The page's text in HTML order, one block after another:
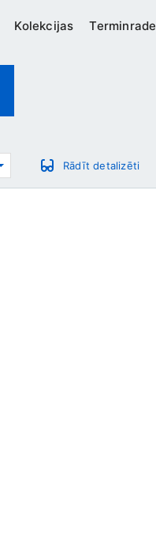
Kolekcijas Terminrade
Rādīt detalizēti